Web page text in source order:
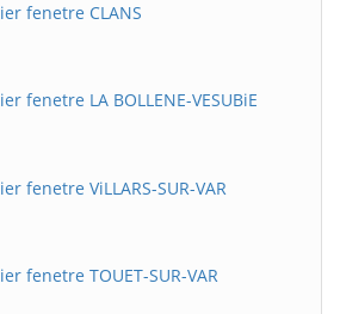
fenetre CLANS
fenetre LA BOLLENE-VESUBiE
fenetre ViLLARS-SUR-VAR
fenetre TOUET-SUR-VAR